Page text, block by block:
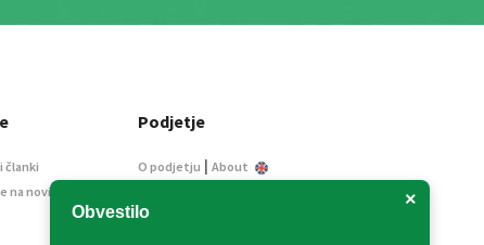
×
Obvestilo
članki
na novice
Podjetje
O podjetju | About
Informacije javnega